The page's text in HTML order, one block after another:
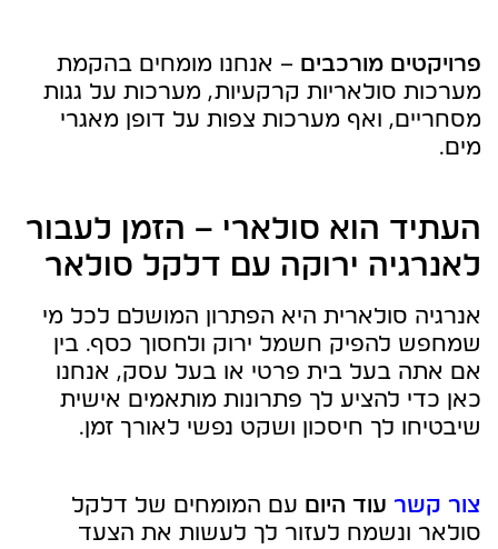
פרויקטים מורכבים – אנחנו מומחים בהקמת
מערכות סולאריות קרקעיות, מערכות על גגות
מסחריים, ואף מערכות צפות על דופן מאגרי
מים.
העתיד הוא סולארי – הזמן לעבור
לאנרגיה ירוקה עם דלקל סולאר
אנרגיה סולארית היא הפתרון המושלם לכל מי
שמחפש להפיק חשמל ירוק ולחסוך כסף. בין
אם אתה בעל בית פרטי או בעל עסק, אנחנו
כאן כדי להציע לך פתרונות מותאמים אישית
שיבטיחו לך חיסכון ושקט נפשי לאורך זמן.
צור קשר עוד היום עם המומחים של דלקל
סולאר ונשמח לעזור לך לעשות את הצעד